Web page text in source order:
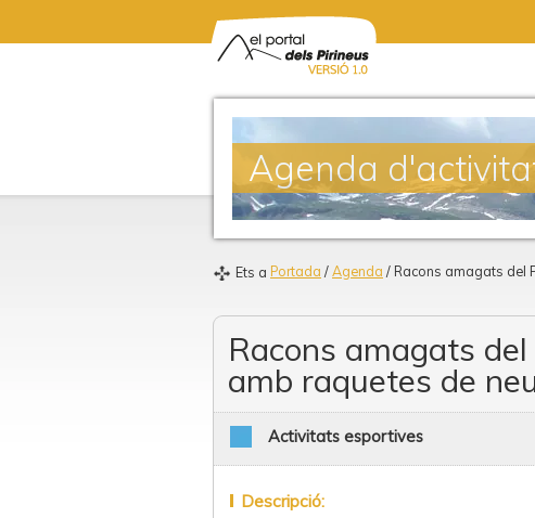
Agenda
Ets a Portada / Agenda / Racons amagats del
Racons amagats
amb raquetes de
Activitats esportives
Descripció: